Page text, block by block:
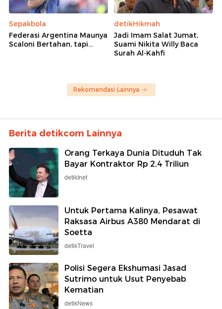
Sepakbola
Federasi Argentina Maunya
Scaloni Bertahan, tapi...
detikHikmah
Jadi Imam Salat Jumat,
Suami Nikita Willy Baca
Surah Al-Kahfi
Rekomendasi Lainnya
Berita detikcom Lainnya
Orang Terkaya Dunia Dituduh Tak
Bayar Kontraktor Rp 2,4 Triliun
detikInet
Untuk Pertama Kalinya, Pesawat
Raksasa Airbus A380 Mendarat di
Soetta
detikTravel
Polisi Segera Ekshumasi Jasad
Sutrimo untuk Usut Penyebab
Kematian
detikNews